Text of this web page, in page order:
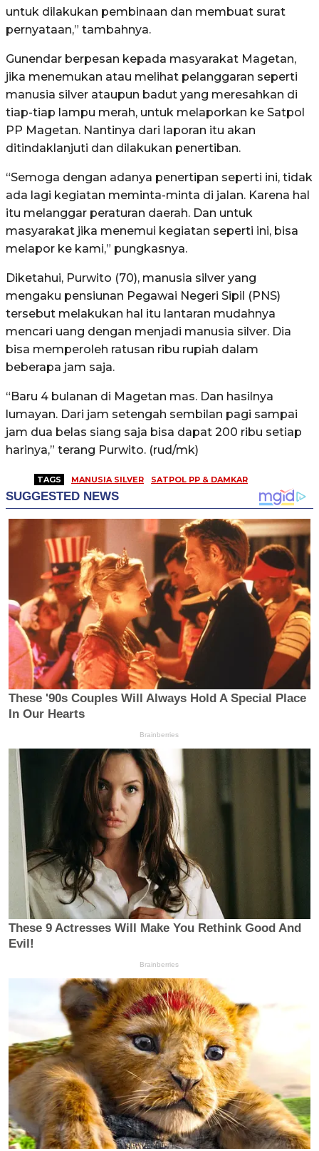
untuk dilakukan pembinaan dan membuat surat
pernyataan,” tambahnya.
Gunendar berpesan kepada masyarakat Magetan,
jika menemukan atau melihat pelanggaran seperti
manusia silver ataupun badut yang meresahkan di
tiap-tiap lampu merah, untuk melaporkan ke Satpol
PP Magetan. Nantinya dari laporan itu akan
ditindaklanjuti dan dilakukan penertiban.
“Semoga dengan adanya penertipan seperti ini, tidak
ada lagi kegiatan meminta-minta di jalan. Karena hal
itu melanggar peraturan daerah. Dan untuk
masyarakat jika menemui kegiatan seperti ini, bisa
melapor ke kami,” pungkasnya.
Diketahui, Purwito (70), manusia silver yang
mengaku pensiunan Pegawai Negeri Sipil (PNS)
tersebut melakukan hal itu lantaran mudahnya
mencari uang dengan menjadi manusia silver. Dia
bisa memperoleh ratusan ribu rupiah dalam
beberapa jam saja.
“Baru 4 bulanan di Magetan mas. Dan hasilnya
lumayan. Dari jam setengah sembilan pagi sampai
jam dua belas siang saja bisa dapat 200 ribu setiap
harinya,” terang Purwito. (rud/mk)
TAGS MANUSIA SILVER SATPOL PP & DAMKAR